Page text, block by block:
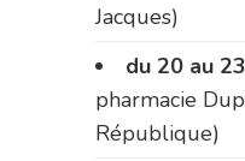
Jacques)
du 20 au
pharmacie
République)